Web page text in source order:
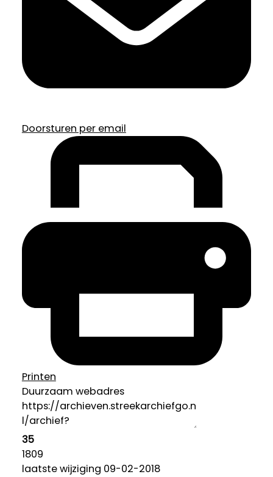
Doorsturen per email
Printen
Duurzaam webadres
35
1809
laatste wijziging 09-02-2018